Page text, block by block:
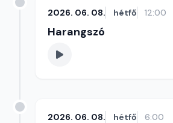
2026. 06. 08. hétfő 12:00
Harangszó
2026. 06. 08. hétfő 6:00